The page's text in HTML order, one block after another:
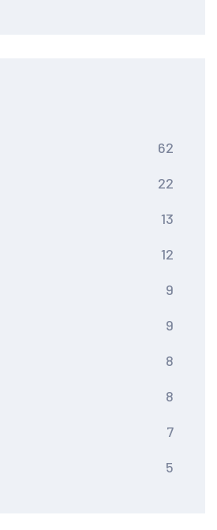
62
22
13
12
9
9
8
8
7
5